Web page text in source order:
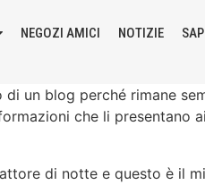
NEGOZI AMICI NOTIZIE
un blog perché rimane
che li
di notte e questo è il